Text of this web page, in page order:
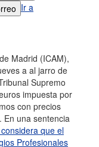
Ir a
Madrid (ICAM),
a al jarro de
Supremo
impuesta por
con precios
En una sentencia
que el
Profesionales